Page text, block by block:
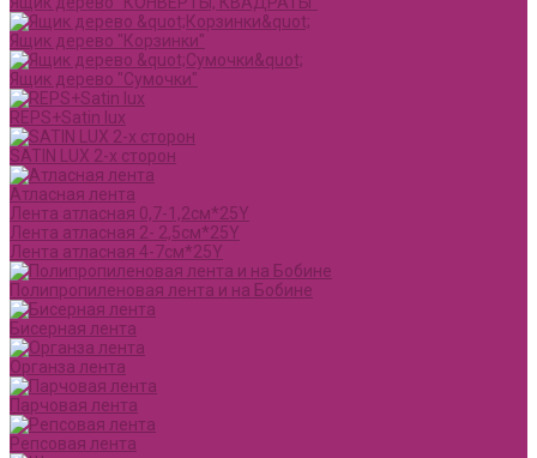
Ящик дерево "Корзинки"
Ящик дерево "Сумочки"
REPS+Satin lux
SATIN LUX 2-х сторон
Атласная лента
Лента атласная 0,7-1,2см*25Y
Лента атласная 2- 2,5см*25Y
Лента атласная 4-7см*25Y
Полипропиленовая лента и на Бобине
Бисерная лента
Органза лента
Парчовая лента
Репсовая лента